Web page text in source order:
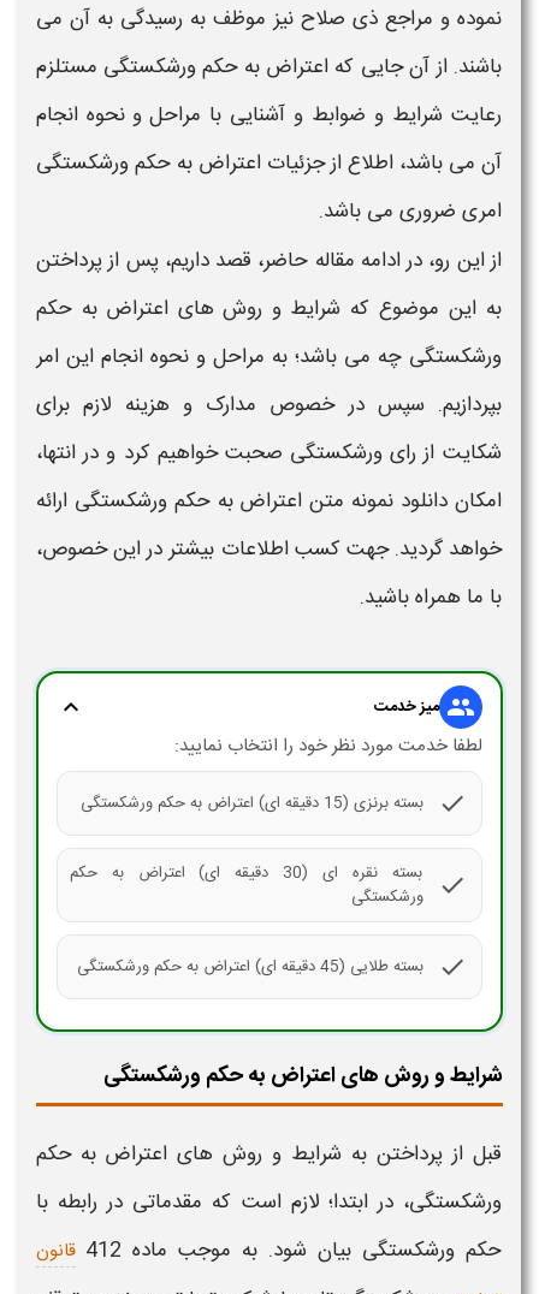
نموده و مراجع ذی صلاح نیز موظف به رسیدگی به آن می
باشند. از آن جایی که اعتراض به حکمورشکستگی مستلزم
رعایت شرایط و ضوابط و آشنایی با مراحل و نحوه انجام
آن می باشد، اطلاع از جزئیات اعتراض به حکمورشکستگی
امری ضروری می باشد.
از این رو، در ادامه مقاله حاضر، قصد داریم، پس از پرداختن
به این موضوع که شرایط و روش های اعتراض به حکم
ورشکستگی چه می باشد؛ به مراحل و نحوه انجام این امر
بپردازیم. سپس در خصوص مدارک و هزینه لازم برای
شکایت از رای ورشکستگی صحبت خواهیم کرد و در انتها،
امکان دانلود نمونه متن اعتراض به حکم ورشکستگی ارائه
خواهد گردید. جهت کسب اطلاعات بیشتر در این خصوص،
با ما همراه باشید.
group میز خدمت expand_more
لطفا خدمت مورد نظر خود را انتخاب نمایید:
check بسته برنزی (15 دقیقه ای) اعتراض به حکم ورشکستگی
check
بسته نقره ای (30 دقیقه ای) اعتراض به حکم
ورشکستگی
check بسته طلایی (45 دقیقه ای) اعتراض به حکم ورشکستگی
شرایط و روش های اعتراض به حکم ورشکستگی
قبل از پرداختن به شرایط و روش های اعتراض به حکم
ورشکستگی، در ابتدا؛ لازم است که مقدماتی در رابطه با
حکم ورشکستگی بیان شود. به موجب ماده 412
قانون